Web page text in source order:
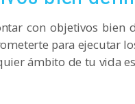
con objetivos bien
para ejecutar
ámbito de tu vida